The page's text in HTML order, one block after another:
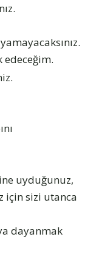
edeceğim.
uyduğunuz,
için sizi utanca
dayanmak